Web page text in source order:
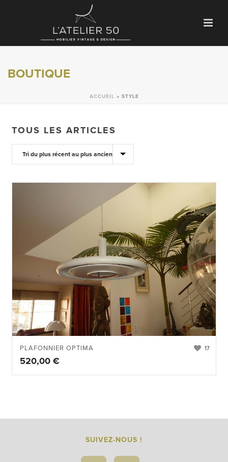
BOUTIQUE
ACCUEIL » STYLE
TOUS LES ARTICLES
17
PLAFONNIER OPTIMA
520,00 €
SUIVEZ-NOUS !